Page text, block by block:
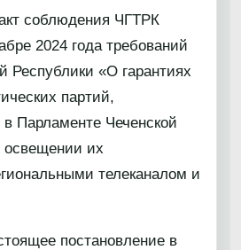
соблюдения ЧГТРК
2024 года требований
Республики «О гарантиях
партий,
Парламенте Чеченской
освещении их
телеканалом и
постановление в